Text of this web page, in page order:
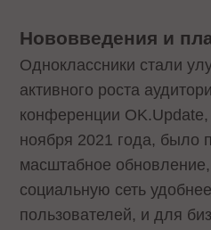
Нововведения и
Одноклассники стали
активного роста
конференции
ноября 2021 года, было
масштабное
социальную сеть
пользователей, и для